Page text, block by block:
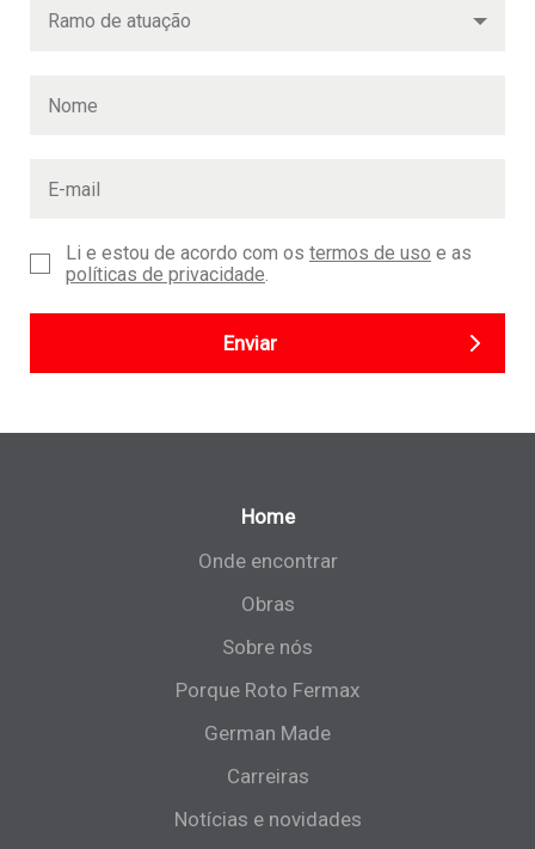
Li e estou de acordo com os termos de uso e as
políticas de privacidade.
Enviar
Home
Onde encontrar
Obras
Sobre nós
Porque Roto Fermax
German Made
Carreiras
Notícias e novidades